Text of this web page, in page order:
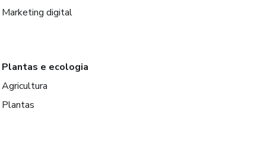
Marketing digital
Plantas e ecologia
Agricultura
Plantas